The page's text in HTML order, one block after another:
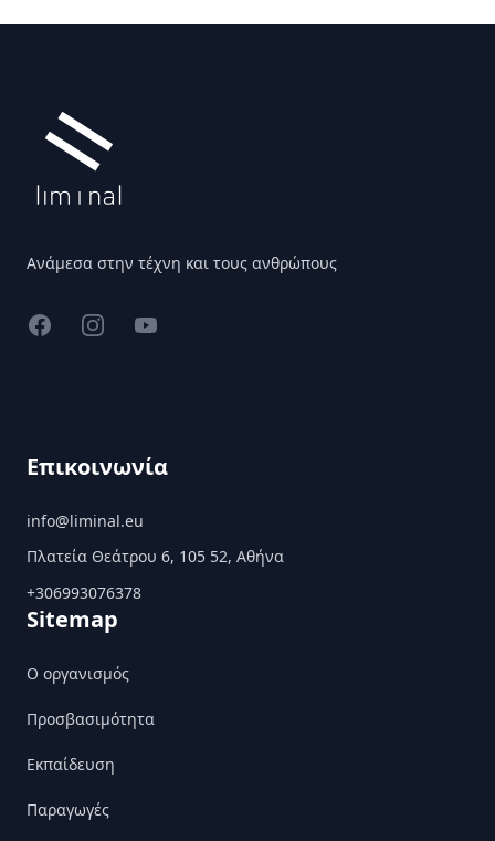
Ανάμεσα στην τέχνη και τους ανθρώπους
FacebookInstagramYouTube
Επικοινωνία
info@liminal.eu
Πλατεία Θεάτρου 6, 105 52, Αθήνα
+306993076378
Sitemap
Ο οργανισμός
Προσβασιμότητα
Εκπαίδευση
Παραγωγές